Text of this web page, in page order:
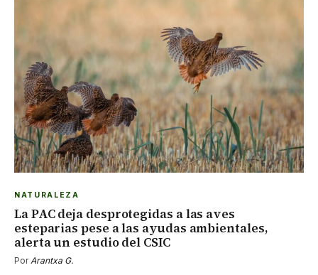
NATURALEZA
La PAC deja desprotegidas a las aves
esteparias pese a las ayudas ambientales,
alerta un estudio del CSIC
Por Arantxa G.